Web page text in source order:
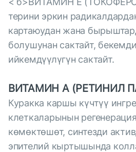
терини эркин
картаюудан жана
болушунан сактайт,
ийкемдүүлүгүн сактайт.
ВИТАМИН А (РЕТИНИЛ
Куракка каршы күчтүү
клеткаларынын
көмөктөшөт, синтезди
эпителий кыртышында